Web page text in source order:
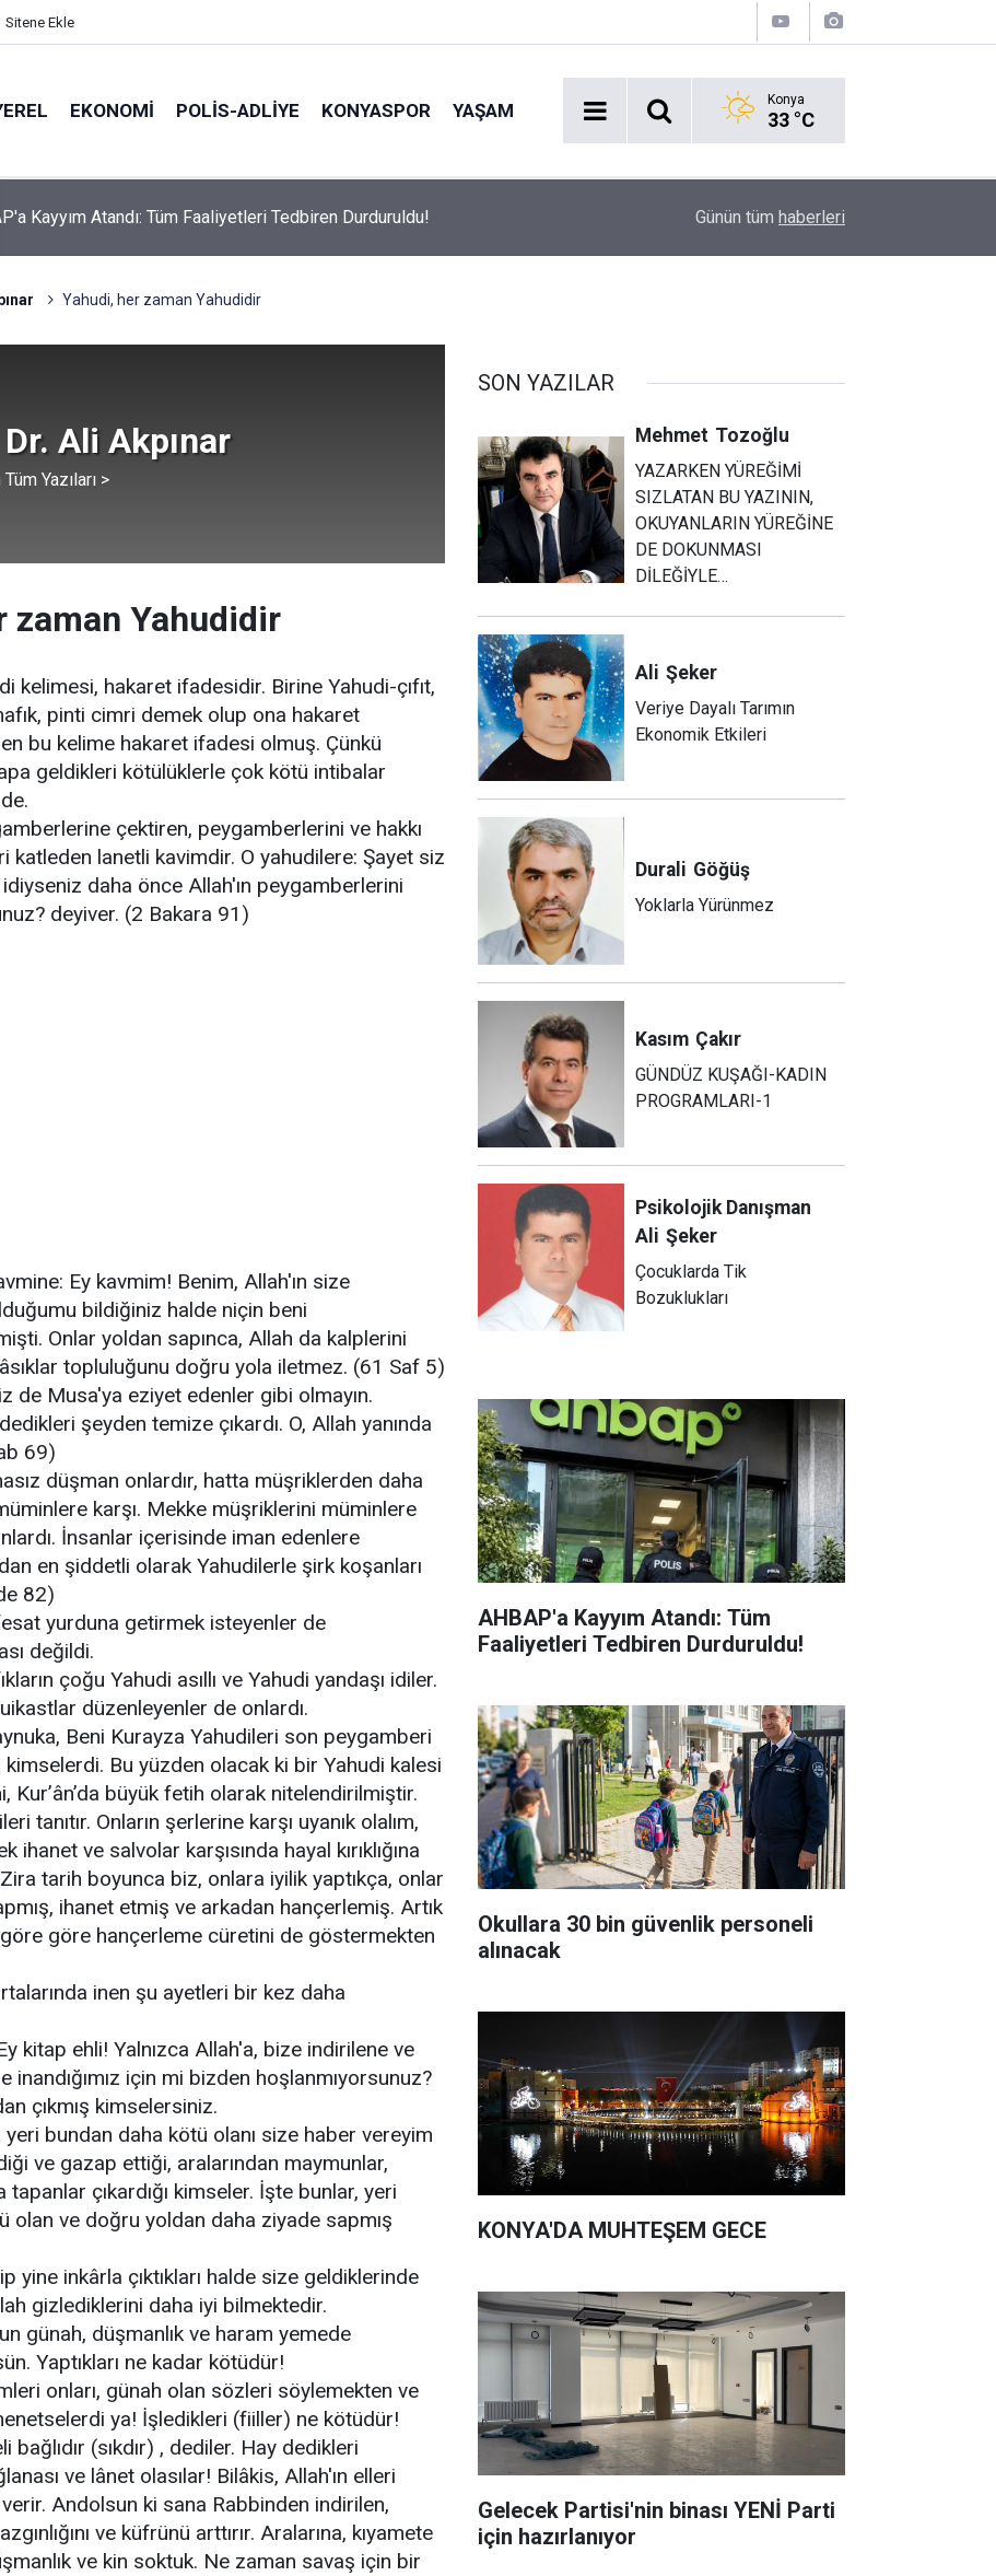
Sitene Ekle
EKONOMI POLİS-ADLİYE KONYASPOR YAŞAM Konya
33 °C
"Ömür Boyu Bedava Kahve" Ödülü Sahibini Buldu! Okullara 30 bin güvenlik personeli alınacak
Günün tüm haberleri
Yahudi, her zaman Yahudidir
Ali Akpınar
Tüm Yazıları >
zaman Yahudidir
kelimesi, hakaret ifadesidir. Birine Yahudi-çıfıt,
pinti cimri demek olup ona hakaret
bu kelime hakaret ifadesi olmuş. Çünkü
geldikleri kötülüklerle çok kötü intibalar
çektiren, peygamberlerini ve hakkı
katleden lanetli kavimdir. O yahudilere: Şayet siz
daha önce Allah'ın peygamberlerini
deyiver. (2 Bakara 91)
Ey kavmim! Benim, Allah'ın size
bildiğiniz halde niçin beni
Onlar yoldan sapınca, Allah da kalplerini
topluluğunu doğru yola iletmez. (61 Saf 5)
de Musa'ya eziyet edenler gibi olmayın.
şeyden temize çıkardı. O, Allah yanında
69)
düşman onlardır, hatta müşriklerden daha
karşı. Mekke müşriklerini müminlere
İnsanlar içerisinde iman edenlere
en şiddetli olarak Yahudilerle şirk koşanları
82)
yurduna getirmek isteyenler de
değildi.
çoğu Yahudi asıllı ve Yahudi yandaşı idiler.
düzenleyenler de onlardı.
Beni Kurayza Yahudileri son peygamberi
kimselerdi. Bu yüzden olacak ki bir Yahudi kalesi
Kur’ân’da büyük fetih olarak nitelendirilmiştir.
tanıtır. Onların şerlerine karşı uyanık olalım,
ihanet ve salvolar karşısında hayal kırıklığına
tarih boyunca biz, onlara iyilik yaptıkça, onlar
ihanet etmiş ve arkadan hançerlemiş. Artık
göre hançerleme cüretini de göstermekten
inen şu ayetleri bir kez daha
kitap ehli! Yalnızca Allah'a, bize indirilene ve
inandığımız için mi bizden hoşlanmıyorsunuz?
çıkmış kimselersiniz.
yeri bundan daha kötü olanı size haber vereyim
ve gazap ettiği, aralarından maymunlar,
çıkardığı kimseler. İşte bunlar, yeri
olan ve doğru yoldan daha ziyade sapmış
yine inkârla çıktıkları halde size geldiklerinde
gizlediklerini daha iyi bilmektedir.
günah, düşmanlık ve haram yemede
Yaptıkları ne kadar kötüdür!
onları, günah olan sözleri söylemekten ve
ya! İşledikleri (fiiller) ne kötüdür!
bağlıdır (sıkdır) , dediler. Hay dedikleri
ve lânet olasılar! Bilâkis, Allah'ın elleri
verir. Andolsun ki sana Rabbinden indirilen,
ve küfrünü arttırır. Aralarına, kıyamete
ve kin soktuk. Ne zaman savaş için bir
SON YAZILAR
Mehmet Tozoğlu
YAZARKEN YÜREĞİMİ
SIZLATAN BU YAZININ,
OKUYANLARIN YÜREĞİNE
DE DOKUNMASI
DİLEĞİYLE…
Ali Şeker
Veriye Dayalı Tarımın
Ekonomik Etkileri
Durali Göğüş
Yoklarla Yürünmez
Kasım Çakır
GÜNDÜZ KUŞAĞI-KADIN
PROGRAMLARI-1
Psikolojik Danışman
Ali Şeker
Çocuklarda Tik
Bozuklukları
AHBAP'a Kayyım Atandı: Tüm
Faaliyetleri Tedbiren Durduruldu!
Okullara 30 bin güvenlik personeli
alınacak
KONYA'DA MUHTEŞEM GECE
Gelecek Partisi'nin binası YENİ Parti
için hazırlanıyor